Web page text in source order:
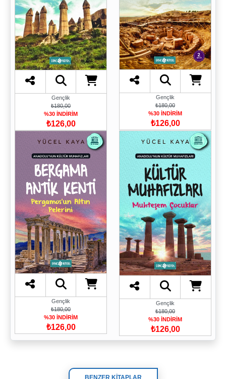
Gençlik
₺180,00
%30 İNDİRİM
₺126,00
Gençlik
₺180,00
%30 İNDİRİM
₺126,00
Gençlik
₺180,00
%30 İNDİRİM
₺126,00
Gençlik
₺180,00
%30 İNDİRİM
₺126,00